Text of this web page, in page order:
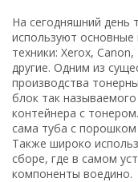
На сегодняшний день
используют
техники: Xerox,
другие. Одним из
производства
блок так
контейнера с
сама туба с
Также широко
сборе, где в самом
компоненты воедино.